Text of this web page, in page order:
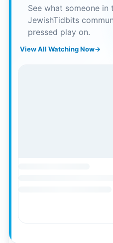
See what someone in
JewishTidbits
pressed play on.
View All Watching Now→